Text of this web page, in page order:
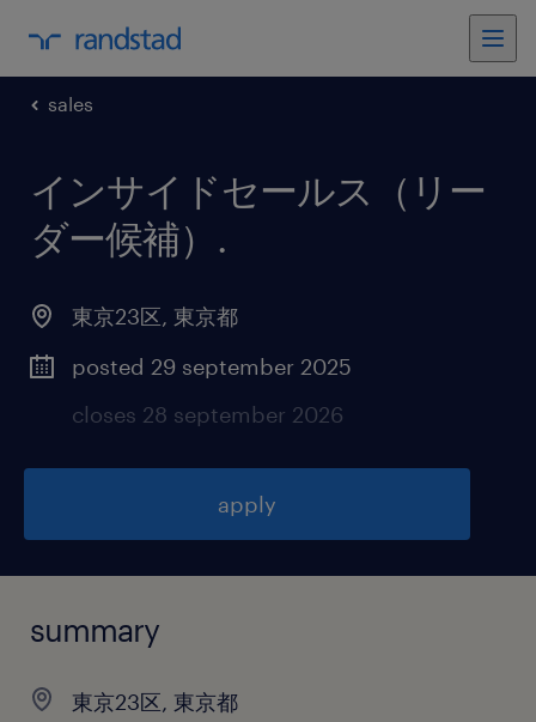
sales
インサイドセールス（リー
ダー候補） .
東京23区, 東京都
posted 29 september 2025
closes 28 september 2026
apply
summary
東京23区, 東京都